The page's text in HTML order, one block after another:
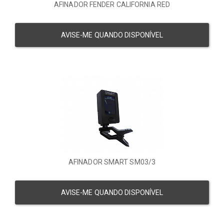
AFINADOR FENDER CALIFORNIA RED
AVISE-ME QUANDO DISPONÍVEL
AFINADOR SMART SM03/3
AVISE-ME QUANDO DISPONÍVEL